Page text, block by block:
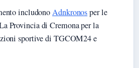
includonoAdnkronosper le
Provincia di Cremona per la
sportive di TGCOM24 e